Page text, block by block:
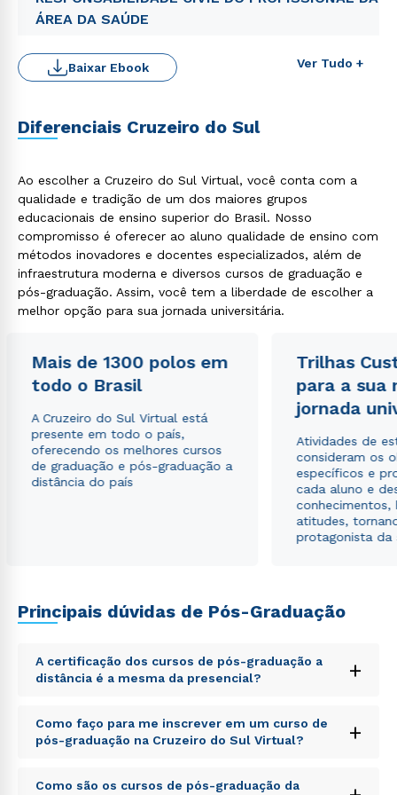
ÁREA DA SAÚDE
Ver Tudo +
Baixar Ebook
Diferenciais Cruzeiro do Sul
Ao escolher a Cruzeiro do Sul Virtual, você conta com a
qualidade e tradição de um dos maiores grupos
educacionais de ensino superior do Brasil. Nosso
compromisso é oferecer ao aluno qualidade de ensino com
métodos inovadores e docentes especializados, além de
infraestrutura moderna e diversos cursos de graduação e
pós-graduação. Assim, você tem a liberdade de escolher a
melhor opção para sua jornada universitária.
Mais de 1300 polos em
todo o Brasil
A Cruzeiro do Sul Virtual está
presente em todo o país,
oferecendo os melhores cursos
de graduação e pós-graduação a
distância do país
Trilhas
para a sua
jornada
Atividades de
consideram os
específicos e
cada aluno e
conhecimentos,
atitudes,
protagonista da
Principais dúvidas de Pós-Graduação
A certificação dos cursos de pós-graduação a
distância é a mesma da presencial?
+
Sed ut perspiciatis unde omnis iste natus error sit
voluptatem accusantium doloremque laudantium,
totam rem aperiam, eaque ipsa quae ab illo inventore
explicabo. Nemo enim ipsam voluptatem quia
Como faço para me inscrever em um curso de
pós-graduação na Cruzeiro do Sul Virtual?
+
Sed ut perspiciatis unde omnis iste natus error sit
Como são os cursos de pós-graduação da
Rápido e fácil
WhatsApp
ou
Estou de acordo com a Política de Privacidade.e
autorizo que meus dados sejam utilizados para o
envio de conteúdos da Cruzeiro do Sul.